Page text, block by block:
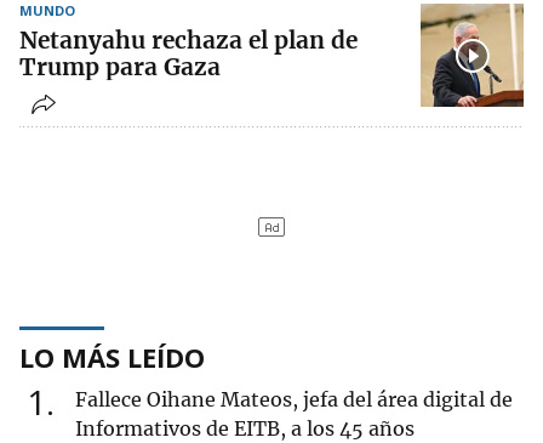
MUNDO
Netanyahu rechaza el plan de
Trump para Gaza
LO MÁS LEÍDO
1
Fallece Oihane Mateos, jefa del área digital de
Informativos de EITB, a los 45 años